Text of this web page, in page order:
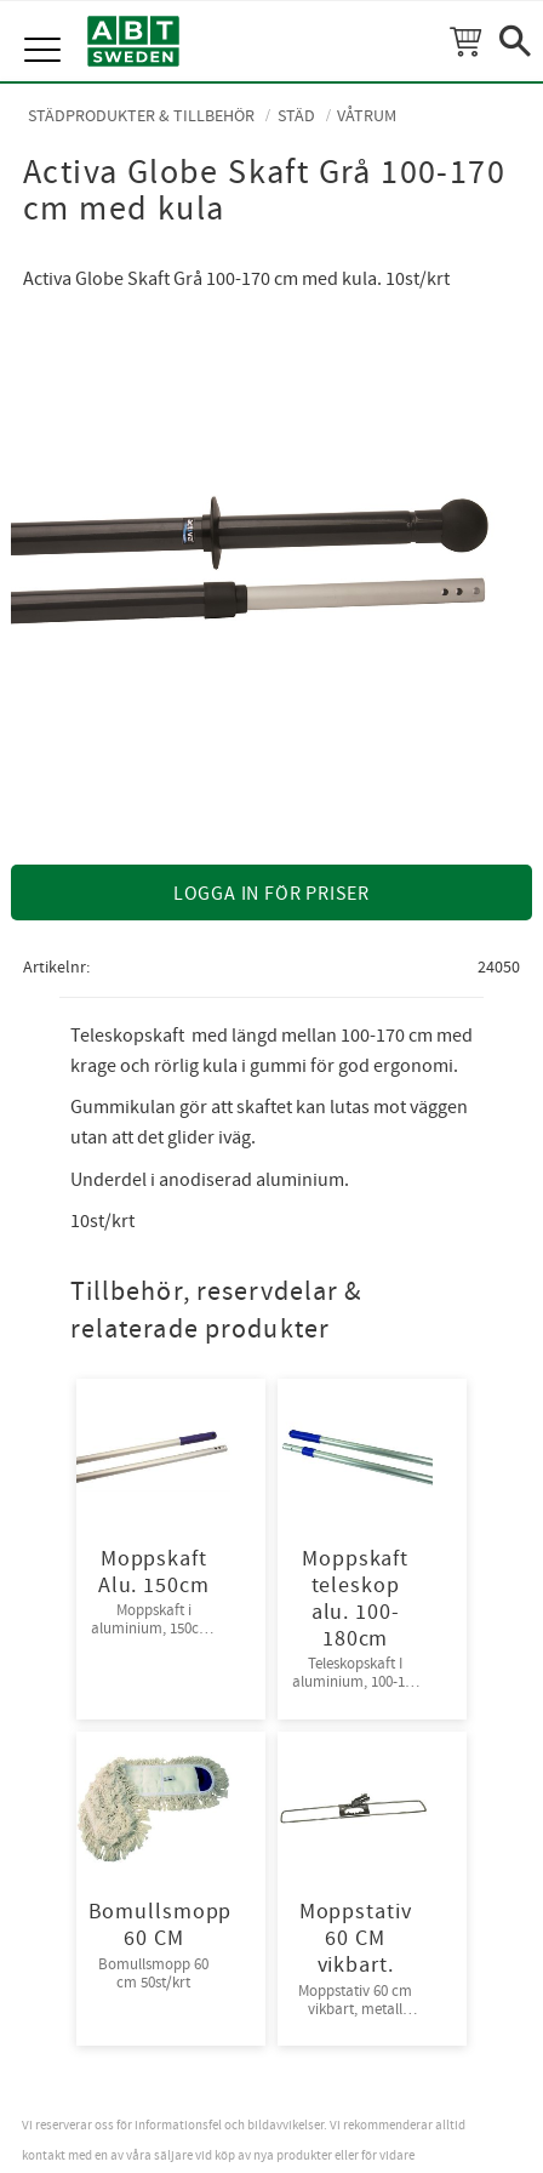
Meny
STÄDPRODUKTER & TILLBEHÖR STÄD VÅTRUM
Activa Globe Skaft Grå 100-170
cm med kula
Activa Globe Skaft Grå 100-170 cm med kula. 10st/krt
LOGGA IN FÖR PRISER
Artikelnr 24050
Teleskopskaft med längd mellan 100-170 cm med
krage och rörlig kula i gummi för god ergonomi.
Gummikulan gör att skaftet kan lutas mot väggen
utan att det glider iväg.
Underdel i anodiserad aluminium.
10st/krt
Tillbehör, reservdelar &
relaterade produkter
Moppskaft
Alu. 150cm
Moppskaft i
aluminium, 150cm.
Moppskaft
teleskop
alu. 100-
180cm
Teleskopskaft I
aluminium, 100-180
Bomullsmopp
60 CM
Bomullsmopp 60
cm 50st/krt
Moppstativ
60 CM
vikbart.
Moppstativ 60 cm
vikbart, metall
Vi reserverar oss för informationsfel och bildavvikelser. Vi rekommenderar alltid
kontakt med en av våra säljare vid köp av nya produkter eller för vidare